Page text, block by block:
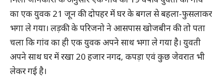
का एक युवक 21 जून की दोपहर में घर के बगल से बहला-फुसलाकर
भगा ले गया। लड़की के परिजनो ने आसपास खोजबीन की तो पता
चला कि गांव का ही एक युवक अपने साथ भगा ले गया है। युवती
अपने साथ घर में रखा 20 हजार नगद, कपड़ा एवं कुछ जेवरात भी
लेकर गई है।